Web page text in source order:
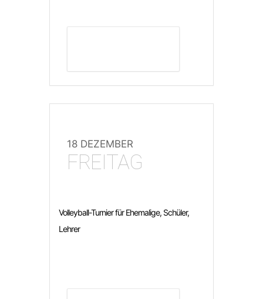
18 DEZEMBER
FREITAG
Volleyball-Turnier für Ehemalige, Schüler,
Lehrer